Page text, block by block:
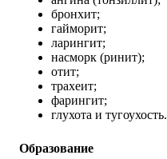
бронхит;
гайморит;
ларингит;
насморк (ринит);
отит;
трахеит;
фарингит;
глухота и тугоухость.
Образование